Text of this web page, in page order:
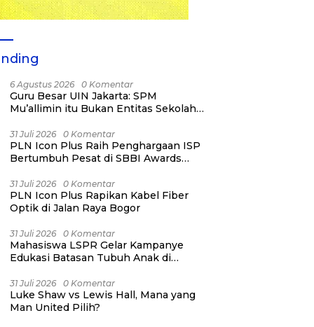
6 Agustus 2026 0 Komentar
Guru Besar UIN Jakarta: SPM
Mu’allimin itu Bukan Entitas Sekolah
31 Juli 2026 0 Komentar
PLN Icon Plus Raih Penghargaan ISP
Bertumbuh Pesat di SBBI Awards
31 Juli 2026 0 Komentar
PLN Icon Plus Rapikan Kabel Fiber
Optik di Jalan Raya Bogor
31 Juli 2026 0 Komentar
Mahasiswa LSPR Gelar Kampanye
Edukasi Batasan Tubuh Anak di
31 Juli 2026 0 Komentar
Luke Shaw vs Lewis Hall, Mana yang
Man United Pilih?